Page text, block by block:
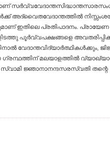
അദ്വൈതവേദാന്തത്തില്‍
ഇതിലെ പ്രതിപാദനം. പ്രായേണ
പൂര്‍വ്വപക്ഷങ്ങളെ
വേദാന്തവിദ്യാര്‍ത്ഥികള്‍ക്കും,
മലയാളത്തില്‍
ജ്ഞാനാനന്ദസരസ്വതി തന്റെ